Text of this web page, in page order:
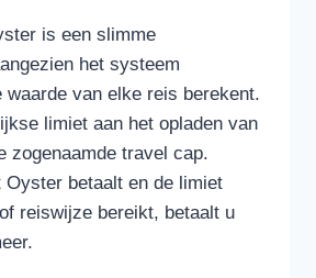
is een slimme
het systeem
waarde van elke reis berekent.
limiet aan het opladen van
zogenaamde travel cap.
Oyster betaalt en de limiet
reiswijze bereikt, betaalt u